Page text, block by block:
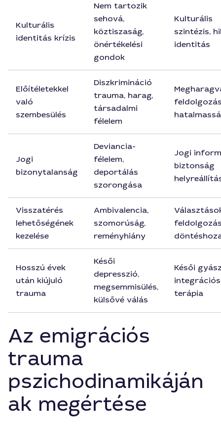
Kulturális
identitás krízis
Nem tartozik
sehová,
köztiszaság,
önértékelési
gondok
Kulturális
szintézis,
identitás
Előítéletekkel
való
szembesülés
Diszkrimináció
trauma, harag,
társadalmi
félelem
Jogi
bizonytalanság
Deviancia-
félelem,
deportálás
szorongása
Jogi
biztonság
Visszatérés
lehetőségének
kezelése
Ambivalencia,
szomorúság,
reményhiány
Hosszú évek
után kiújuló
trauma
Késői
depresszió,
megsemmisülés,
külsővé válás
Késői
integrációs
terápia
Az emigrációs
trauma
pszichodinamikáján
ak megértése